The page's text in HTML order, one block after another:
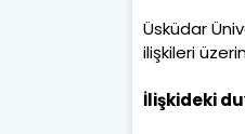
Üsküdar
ilişkileri
İlişkideki